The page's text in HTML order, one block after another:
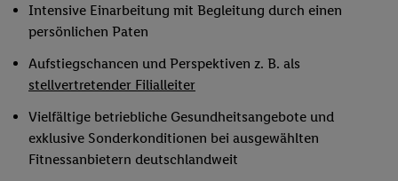
Intensive Einarbeitung mit Begleitung durch einen
persönlichen Paten
Aufstiegschancen und Perspektiven z. B. als
stellvertretender Filialleiter
Vielfältige betriebliche Gesundheitsangebote und
exklusive Sonderkonditionen bei ausgewählten
Fitnessanbietern deutschlandweit